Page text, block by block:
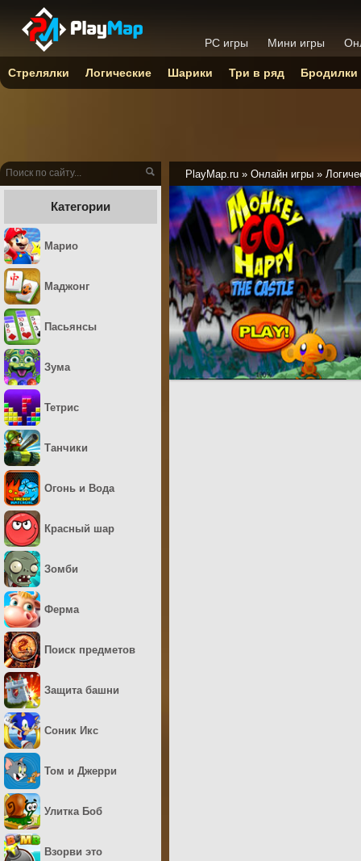
PlayMap.ru » Онлайн игры »
Категории
Марио
Маджонг
Пасьянсы
Зума
Тетрис
Танчики
Огонь и Вода
Красный шар
Зомби
Ферма
Поиск предметов
Защита башни
Соник Икс
Том и Джерри
Улитка Боб
Взорви это
PC игры Мини игры
Стрелялки Логические Шарики Три в ряд Бродилки